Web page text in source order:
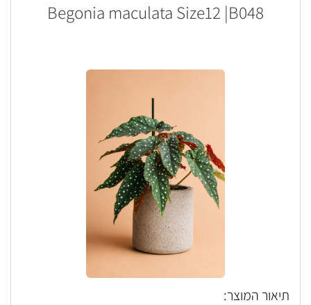
Begonia maculata Size12 |B048
תיאור המוצר: